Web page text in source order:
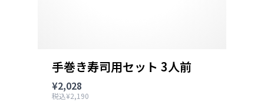
手巻き寿司用セット 3人前
¥2,028
税込¥2,190